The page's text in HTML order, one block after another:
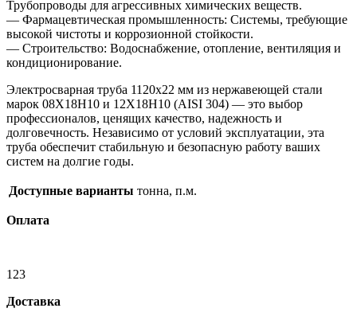
Трубопроводы для агрессивных химических веществ.
— Фармацевтическая промышленность: Системы, требующие
высокой чистоты и коррозионной стойкости.
— Строительство: Водоснабжение, отопление, вентиляция и
кондиционирование.
Электросварная труба 1120х22 мм из нержавеющей стали
марок 08Х18Н10 и 12Х18Н10 (AISI 304) — это выбор
профессионалов, ценящих качество, надежность и
долговечность. Независимо от условий эксплуатации, эта
труба обеспечит стабильную и безопасную работу ваших
систем на долгие годы.
Доступные варианты тонна, п.м.
Оплата
123
Доставка